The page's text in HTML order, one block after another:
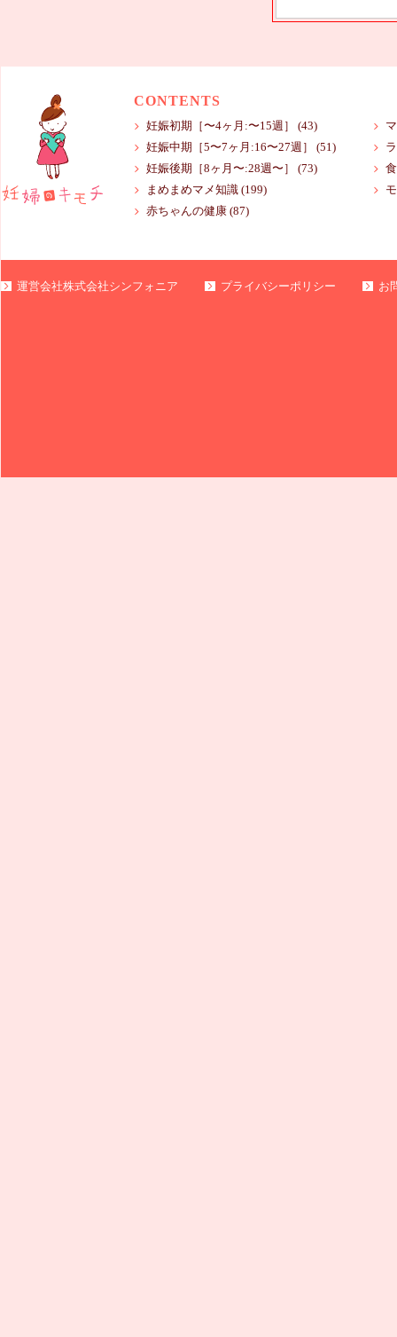
CONTENTS
妊娠初期［〜4ヶ月:〜15週］
(43)
妊娠中期［5〜7ヶ月:16〜27週］
(51)
妊娠後期［8ヶ月〜:28週〜］
(73)
まめまめマメ知識 (199)
赤ちゃんの健康 (87)
運営会社株式会社シンフォニア プライバシーポリシー お